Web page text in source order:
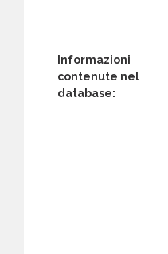
Informazioni
contenute nel
database: